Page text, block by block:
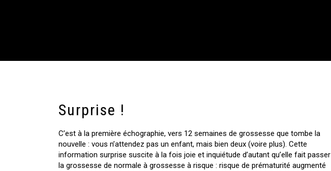
Surprise !
C’est à la première échographie, vers 12 semaines de grossesse que tombe la
nouvelle : vous n’attendez pas un enfant, mais bien deux (voire plus). Cette
information surprise suscite à la fois joie et inquiétude d’autant qu’elle fait passer
la grossesse de normale à grossesse à risque : risque de prématurité augmenté